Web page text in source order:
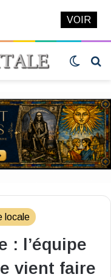
Switch
locale
: l’équipe
vient faire
VOIR